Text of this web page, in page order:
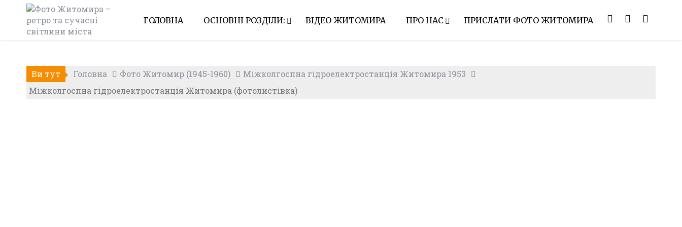
content
ГОЛОВНА ОСНОВНІ РОЗДІЛИ: ВІДЕО ЖИТОМИРА ПРО НАС ПРИСЛАТИ ФОТО ЖИТОМИРА
Ви тут Головна Фото Житомир (1945-1960)
Міжколгоспна гідроелектростанція Житомира 1953
Міжколгоспна гідроелектростанція Житомира (фотолистівка)